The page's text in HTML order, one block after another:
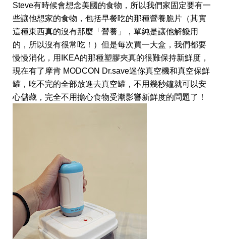
Steve有時候會想念美國的食物，所以我們家固定要有一
些讓他想家的食物，包括早餐吃的那種營養脆片（其實
這種東西真的沒有那麼「營養」，單純是讓他解饞用
的，所以沒有很常吃！）但是每次買一大盒，我們都要
慢慢消化，用IKEA的那種塑膠夾真的很難保持新鮮度，
現在有了摩肯 MODCON Dr.save迷你真空機和真空保鮮
罐，吃不完的全部放進去真空罐，不用幾秒鐘就可以安
心儲藏，完全不用擔心食物受潮影響新鮮度的問題了！